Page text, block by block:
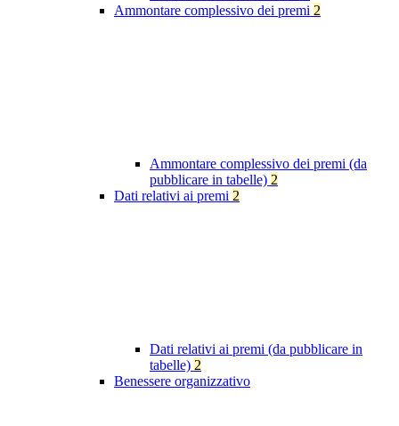
Ammontare complessivo dei premi 2
Ammontare complessivo dei premi (da
pubblicare in tabelle) 2
Dati relativi ai premi 2
Dati relativi ai premi (da pubblicare in
tabelle) 2
Benessere organizzativo